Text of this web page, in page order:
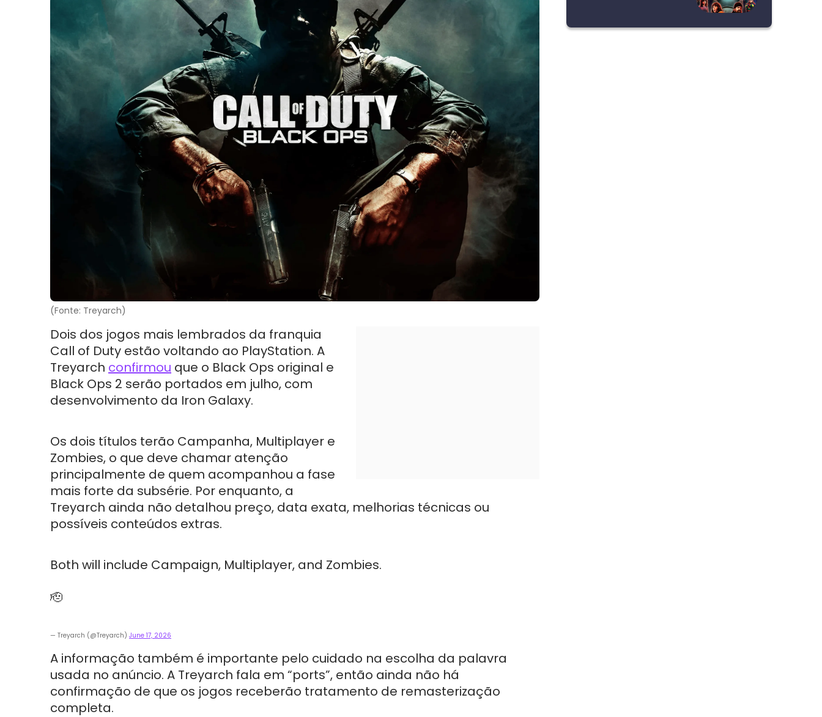
(Fonte: Treyarch)
Dois dos jogos mais lembrados da franquia
Call of Duty estão voltando ao PlayStation. A
Treyarch confirmou que o Black Ops original e
Black Ops 2 serão portados em julho, com
desenvolvimento da Iron Galaxy.
Os dois títulos terão Campanha, Multiplayer e
Zombies, o que deve chamar atenção
principalmente de quem acompanhou a fase
mais forte da subsérie. Por enquanto, a
Treyarch ainda não detalhou preço, data exata, melhorias técnicas ou
possíveis conteúdos extras.
Both will include Campaign, Multiplayer, and Zombies.
🫡
— Treyarch (@Treyarch) June 17, 2026
A informação também é importante pelo cuidado na escolha da palavra
usada no anúncio. A Treyarch fala em “ports”, então ainda não há
confirmação de que os jogos receberão tratamento de remasterização
completa.